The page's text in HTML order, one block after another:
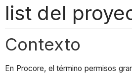
list del
Contexto
En Procore, el término permisos